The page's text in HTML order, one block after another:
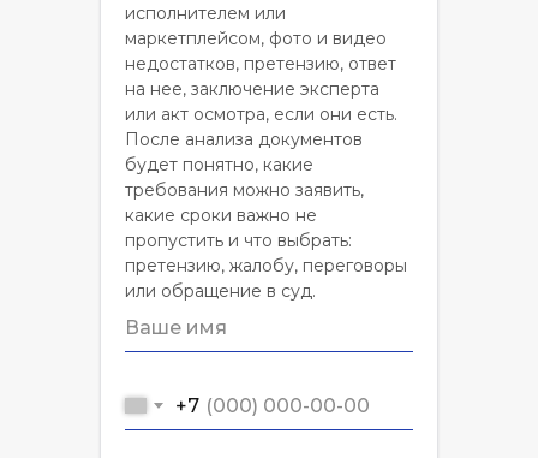
исполнителем или
маркетплейсом, фото и видео
недостатков, претензию, ответ
на нее, заключение эксперта
или акт осмотра, если они есть.
После анализа документов
будет понятно, какие
требования можно заявить,
какие сроки важно не
пропустить и что выбрать:
претензию, жалобу, переговоры
или обращение в суд.
+7